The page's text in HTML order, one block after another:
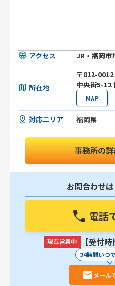
アクセス JR・福岡市
所在地
〒812-
中央街5-12
MAP
対応エリア 福岡県
事務所の
お問合わせ
電話
現在営業中 【受付
24時間いつ
メール